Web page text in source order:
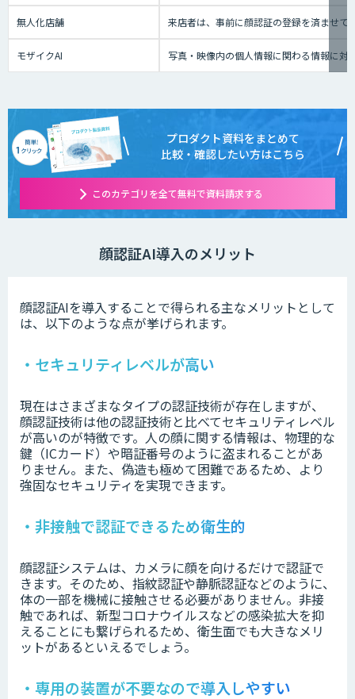
無人化店舗 来店者は、事前に顔認証の登録を済ませて
モザイクAI 写真・映像内の個人情報に関わる情報に
プロダクト資料をまとめて
比較・確認したい方はこちら
このカテゴリを全て無料で資料請求する
顔認証AI導入のメリット
顔認証AIを導入することで得られる主なメリットとして
は、以下のような点が挙げられます。
・セキュリティレベルが高い
現在はさまざまなタイプの認証技術が存在しますが、
顔認証技術は他の認証技術と比べてセキュリティレベル
が高いのが特徴です。人の顔に関する情報は、物理的な
鍵（ICカード）や暗証番号のように盗まれることがあ
りません。また、偽造も極めて困難であるため、より
強固なセキュリティを実現できます。
・非接触で認証できるため衛生的
顔認証システムは、カメラに顔を向けるだけで認証で
きます。そのため、指紋認証や静脈認証などのように、
体の一部を機械に接触させる必要がありません。非接
触であれば、新型コロナウイルスなどの感染拡大を抑
えることにも繋げられるため、衛生面でも大きなメリ
ットがあるといえるでしょう。
・専用の装置が不要なので導入しやすい